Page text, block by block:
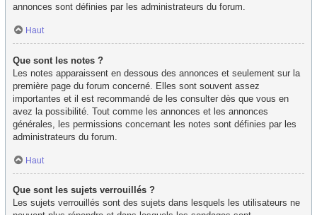
annonces sont définies par les administrateurs du forum.
Haut
Que sont les notes ?
Les notes apparaissent en dessous des annonces et seulement sur la
première page du forum concerné. Elles sont souvent assez
importantes et il est recommandé de les consulter dès que vous en
avez la possibilité. Tout comme les annonces et les annonces
générales, les permissions concernant les notes sont définies par les
administrateurs du forum.
Haut
Que sont les sujets verrouillés ?
Les sujets verrouillés sont des sujets dans lesquels les utilisateurs ne